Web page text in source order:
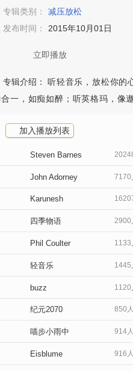
专辑类别：
减压放松
发布时间：
2015年10月01日
立即播放
专辑介绍： 听轻音乐，放松你的
一，如痴如醉；听英格玛，像
加入播放列表
Steven Barnes
John Adorney 7170
Karunesh
四季物语 2900
Phil Coulter 1133
轻音乐 1445
buzz 1120
纪元2070 850
喵步小雨中 914
Eisblume 916